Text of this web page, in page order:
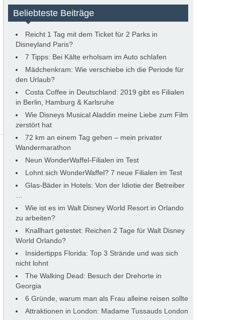
Beliebteste Beiträge
Reicht 1 Tag mit dem Ticket für 2 Parks in
Disneyland Paris?
7 Tipps: Bei Kälte erholsam im Auto schlafen
Mädchenkram: Wie verschiebe ich die Periode für
den Urlaub?
Costa Coffee in Deutschland: 2019 gibt es Filialen
in Berlin, Hamburg & Karlsruhe
Wie Disneys Musical Aladdin meine Liebe zum Film
zerstört hat
72 km an einem Tag gehen – mein privater
Wandermarathon
Neun WonderWaffel-Filialen im Test
Lohnt sich WonderWaffel? 7 neue Filialen im Test
Glas-Bäder in Hotels: Von der Idiotie der Betreiber
Wie ist es im Walt Disney World Resort in Orlando
zu arbeiten?
Knallhart getestet: Reichen 2 Tage für Walt Disney
World Orlando?
Insidertipps Florida: Top 3 Strände und was sich
nicht lohnt
The Walking Dead: Besuch der Drehorte in
Georgia
6 Gründe, warum man als Frau alleine reisen sollte
Attraktionen in London: Madame Tussauds London